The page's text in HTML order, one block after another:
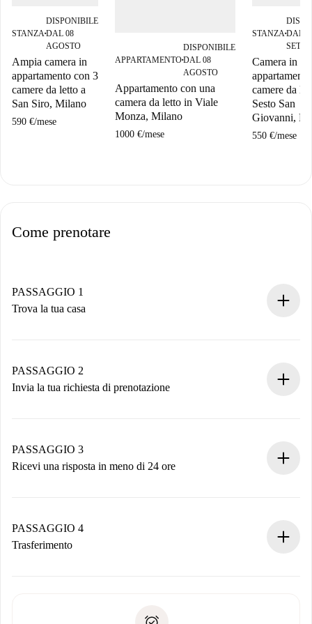
STANZA■
DISPONIBILE
DAL 08
AGOSTO
Ampia camera in
appartamento con 3
camere da letto a
San Siro, Milano
590 €/mese
APPARTAMENTO■
DISPONIBILE
DAL 08
AGOSTO
Appartamento con una
camera da letto in Viale
Monza, Milano
1000 €/mese
STANZA■DAL
Camera in
camere da
Sesto San
Giovanni,
550 €/mese
Come prenotare
PASSAGGIO 1
Trova la tua casa
Hai tutte le informazioni necessarie in anticipo.
PASSAGGIO 2
Invia la tua richiesta di prenotazione
non accetta.
PASSAGGIO 3
Ricevi una risposta in meno di 24 ore
contatto con il proprietario.
Se rifiutata: non ti addebiteremo nulla e ti proporremo
PASSAGGIO 4
Trasferimento